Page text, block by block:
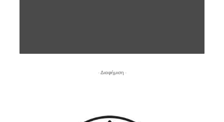
- Διαφήμιση -